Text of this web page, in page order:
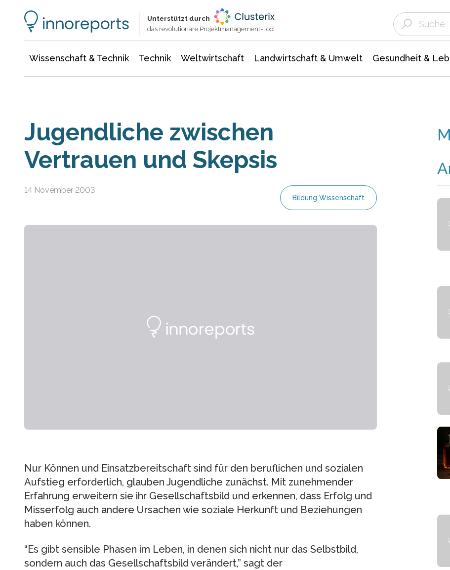
Unterstützt durch
das revolutionäre Projektmanagement-Tool
Wissenschaft & Technik Technik Weltwirtschaft Landwirtschaft & Umwelt Gesundheit &
Jugendliche zwischen
Vertrauen und Skepsis
14 November 2003
Bildung Wissenschaft
Nur Können und Einsatzbereitschaft sind für den beruflichen und sozialen
Aufstieg erforderlich, glauben Jugendliche zunächst. Mit zunehmender
Erfahrung erweitern sie ihr Gesellschaftsbild und erkennen, dass Erfolg und
Misserfolg auch andere Ursachen wie soziale Herkunft und Beziehungen
haben können.
“Es gibt sensible Phasen im Leben, in denen sich nicht nur das Selbstbild,
sondern auch das Gesellschaftsbild verändert,” sagt der